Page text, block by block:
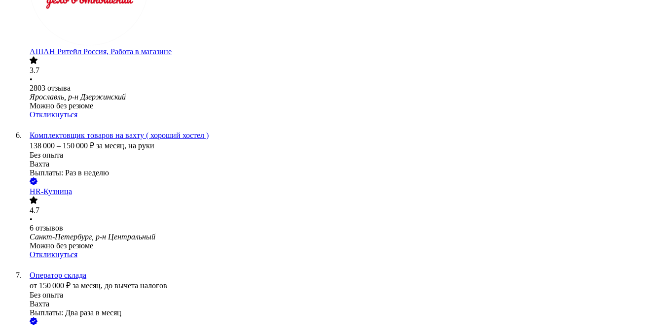
АШАН Ритейл Россия, Работа в магазине
3.7
•
2803 отзыва
Ярославль, р-н Дзержинский
Можно без резюме
Откликнуться
Комплектовщик товаров на вахту ( хороший хостел )
138 000 – 150 000 ₽ за месяц, на руки
Без опыта
Вахта
Выплаты: Раз в неделю
HR-Кузница
4.7
•
6 отзывов
Санкт-Петербург, р-н Центральный
Можно без резюме
Откликнуться
Оператор склада
от 150 000 ₽ за месяц, до вычета налогов
Без опыта
Вахта
Выплаты: Два раза в месяц